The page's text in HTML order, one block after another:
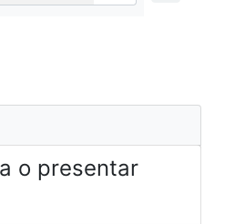
o presentar